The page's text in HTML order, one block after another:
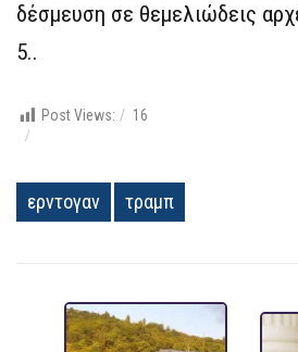
δέσμευση σε θεμελιώδεις
5..
Post Views: 16
ερντογαν τραμπ